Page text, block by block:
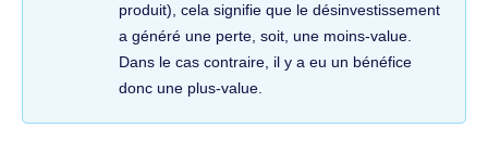
produit), cela signifie que le désinvestissement
a généré une perte, soit, une moins-value.
Dans le cas contraire, il y a eu un bénéfice
donc une plus-value.